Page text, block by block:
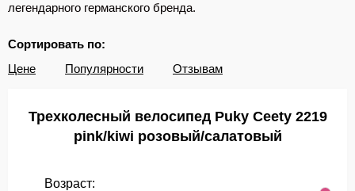
легендарного германского бренда.
Сортировать по:
Цене
Популярности Отзывам
Трехколесный велосипед Puky Ceety 2219
pink/kiwi розовый/салатовый
Возраст: